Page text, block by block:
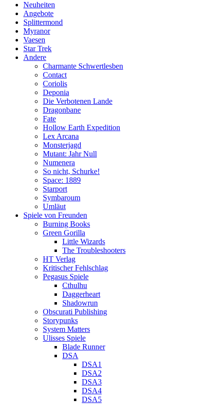
Neuheiten
Angebote
Splittermond
Myranor
Vaesen
Star Trek
Andere
Charmante Schwertlesben
Contact
Coriolis
Deponia
Die Verbotenen Lande
Dragonbane
Fate
Hollow Earth Expedition
Lex Arcana
Monsterjagd
Mutant: Jahr Null
Numenera
So nicht, Schurke!
Space: 1889
Starport
Symbaroum
Umläut
Spiele von Freunden
Burning Books
Green Gorilla
Little Wizards
The Troubleshooters
HT Verlag
Kritischer Fehlschlag
Pegasus Spiele
Cthulhu
Daggerheart
Shadowrun
Obscurati Publishing
Storypunks
System Matters
Ulisses Spiele
Blade Runner
DSA
DSA1
DSA2
DSA3
DSA4
DSA5